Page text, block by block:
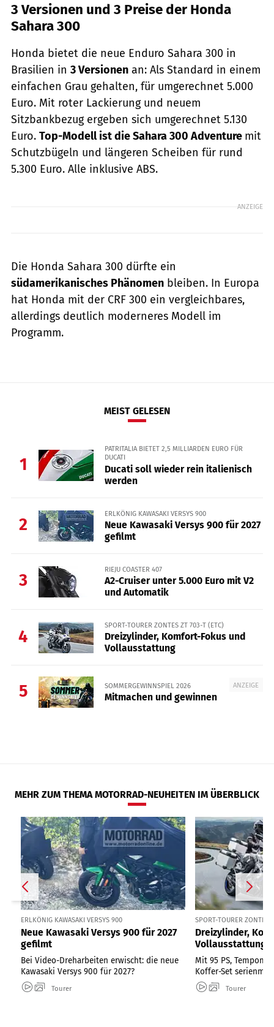
3 Versionen und 3 Preise der Honda
Sahara 300
Honda bietet die neue Enduro Sahara 300 in
Brasilien in 3 Versionen an: Als Standard in einem
einfachen Grau gehalten, für umgerechnet 5.000
Euro. Mit roter Lackierung und neuem
Sitzbankbezug ergeben sich umgerechnet 5.130
Euro. Top-Modell ist die Sahara 300 Adventure mit
Schutzbügeln und längeren Scheiben für rund
5.300 Euro. Alle inklusive ABS.
ANZEIGE
Die Honda Sahara 300 dürfte ein
südamerikanisches Phänomen bleiben. In Europa
hat Honda mit der CRF 300 ein vergleichbares,
allerdings deutlich moderneres Modell im
Programm.
MEIST GELESEN
1
PATRITALIA BIETET 2,5 MILLIARDEN EURO FÜR
DUCATI
Ducati soll wieder rein italienisch
werden
2
ERLKÖNIG KAWASAKI VERSYS 900
Neue Kawasaki Versys 900 für 2027
gefilmt
3
RIEJU COASTER 407
A2-Cruiser unter 5.000 Euro mit V2
und Automatik
4
SPORT-TOURER ZONTES ZT 703-T (ETC)
Dreizylinder, Komfort-Fokus und
Vollausstattung
5 ANZEIGE
SOMMERGEWINNSPIEL 2026
Mitmachen und gewinnen
MEHR ZUM THEMA MOTORRAD-NEUHEITEN IM ÜBERBLICK
ERLKÖNIG KAWASAKI VERSYS 900
Neue Kawasaki Versys 900 für 2027
gefilmt
Bei Video-Dreharbeiten erwischt: die neue
Kawasaki Versys 900 für 2027?
Tourer
SPORT-TOURER ZONTES
Dreizylinder,
Vollausstattung
Mit 95 PS,
Koffer-Set
Tourer